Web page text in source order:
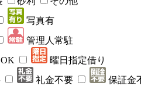
写真有
管理人常駐
曜日指定借り
礼金不要 保証金